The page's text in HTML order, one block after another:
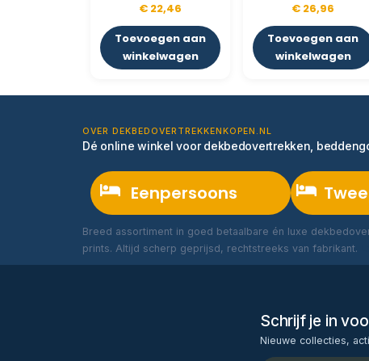
€ 22,46
Toevoegen aan
winkelwagen
€ 26,96
Toevoegen aan
winkelwagen
OVER DEKBEDOVERTREKKENKOPEN.NL
Dé online winkel voor dekbedovertrekken,
Eenpersoons
Breed assortiment in goed betaalbare én luxe
prints. Altijd scherp geprijsd, rechtstreeks van fabrikant.
Schrijf je in
Nieuwe collecties,